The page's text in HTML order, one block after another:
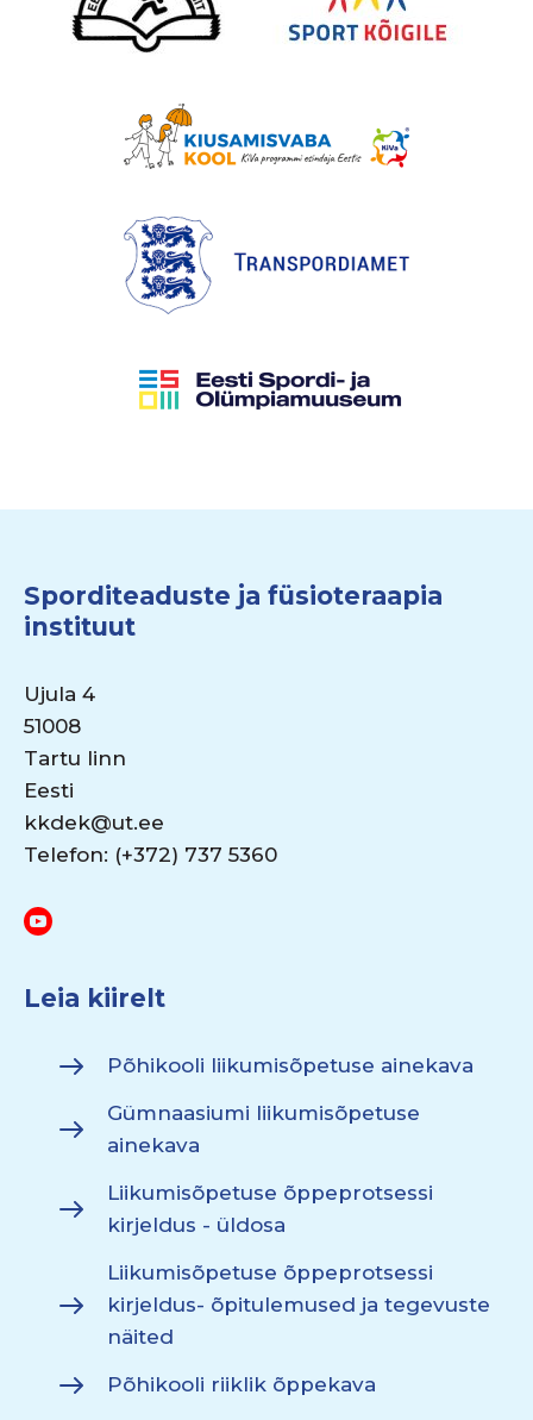
Sporditeaduste ja füsioteraapia
instituut
Ujula 4
51008
Tartu linn
Eesti
kkdek@ut.ee
Telefon: (+372) 737 5360
Leia kiirelt
Põhikooli liikumisõpetuse ainekava
Gümnaasiumi liikumisõpetuse
ainekava
Liikumisõpetuse õppeprotsessi
kirjeldus - üldosa
Liikumisõpetuse õppeprotsessi
kirjeldus- õpitulemused ja tegevuste
näited
Põhikooli riiklik õppekava